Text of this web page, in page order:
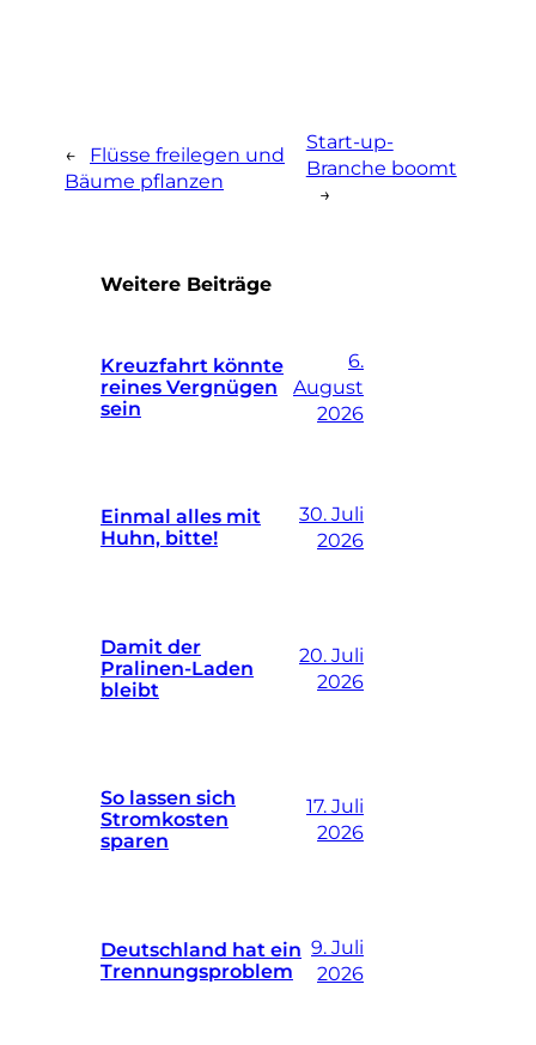
←
Flüsse freilegen und
Bäume pflanzen
Start-up-
Branche boomt
→
Weitere Beiträge
Kreuzfahrt könnte
reines Vergnügen
sein
6.
August
2026
Einmal alles mit
Huhn, bitte!
30. Juli
2026
Damit der
Pralinen-Laden
bleibt
20. Juli
2026
So lassen sich
Stromkosten
sparen
17. Juli
2026
Deutschland hat ein
Trennungsproblem
9. Juli
2026